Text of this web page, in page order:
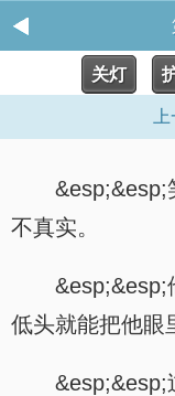
关灯
&esp;&esp;
不真实。
&esp;&esp;
低头就能把他眼
&esp;&esp;